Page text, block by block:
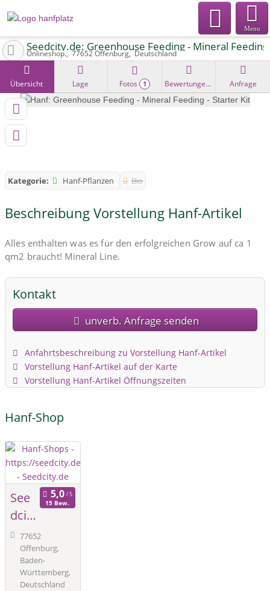
Menu
Seedcity.de: Greenhouse Feeding - Mineral
Onlineshop. 77652 Offenburg Deutschland
Übersicht Lage Fotos 1 Bewertungen Anfrage
Kategorie: Hanf-Pflanzen Bio
Beschreibung Vorstellung Hanf-Artikel
Alles enthalten was es für den erfolgreichen Grow auf ca 1
qm2 braucht! Mineral Line.
Kontakt
unverb. Anfrage senden
Anfahrtsbeschreibung zu Vorstellung Hanf-Artikel
Vorstellung Hanf-Artikel auf der Karte
Vorstellung Hanf-Artikel Öffnungszeiten
Hanf-Shop
See
dcit
y.de
15 Bew.
77652
Offenburg,
Baden-
Württemberg,
Deutschland